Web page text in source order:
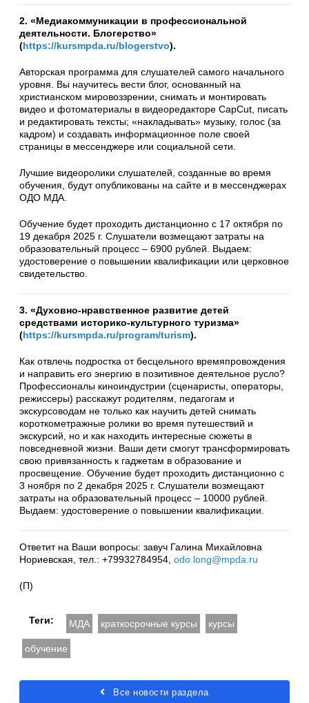
2. «Медиакоммуникации в профессиональной
деятельности. Блогерство»
(https://kursmpda.ru/blogerstvo).
Авторская программа для слушателей самого начального
уровня. Вы научитесь вести блог, основанный на
христианском мировоззрении, снимать и монтировать
видео и фотоматериалы в видеоредакторе CapCut, писать
и редактировать тексты; «накладывать» музыку, голос (за
кадром) и создавать информационное поле своей
страницы в мессенджере или социальной сети.
Лучшие видеоролики слушателей, созданные во время
обучения, будут опубликованы на сайте и в мессенджерах
ОДО МДА.
Обучение будет проходить дистанционно с 17 октября по
19 декабря 2025 г. Слушатели возмещают затраты на
образовательный процесс – 6900 рублей. Выдаем:
удостоверение о повышении квалификации или церковное
свидетельство.
3. «Духовно-нравственное развитие детей
средствами историко-культурного туризма»
(https://kursmpda.ru/program/turism).
Как отвлечь подростка от бесцельного времяпровождения
и направить его энергию в позитивное деятельное русло?
Профессионалы киноиндустрии (сценаристы, операторы,
режиссеры) расскажут родителям, педагогам и
экскурсоводам не только как научить детей снимать
короткометражные ролики во время путешествий и
экскурсий, но и как находить интересные сюжеты в
повседневной жизни. Ваши дети смогут трансформировать
свою привязанность к гаджетам в образование и
просвещение. Обучение будет проходить дистанционно с
3 ноября по 2 декабря 2025 г. Слушатели возмещают
затраты на образовательный процесс – 10000 рублей.
Выдаем: удостоверение о повышении квалификации.
Ответит на Ваши вопросы: завуч Галина Михайловна
Нориевская, тел.: +79932784954, odo.long@mpda.ru
(П)
Теги: МДА краткосрочные курсы курсы
обучение
Все новости раздела